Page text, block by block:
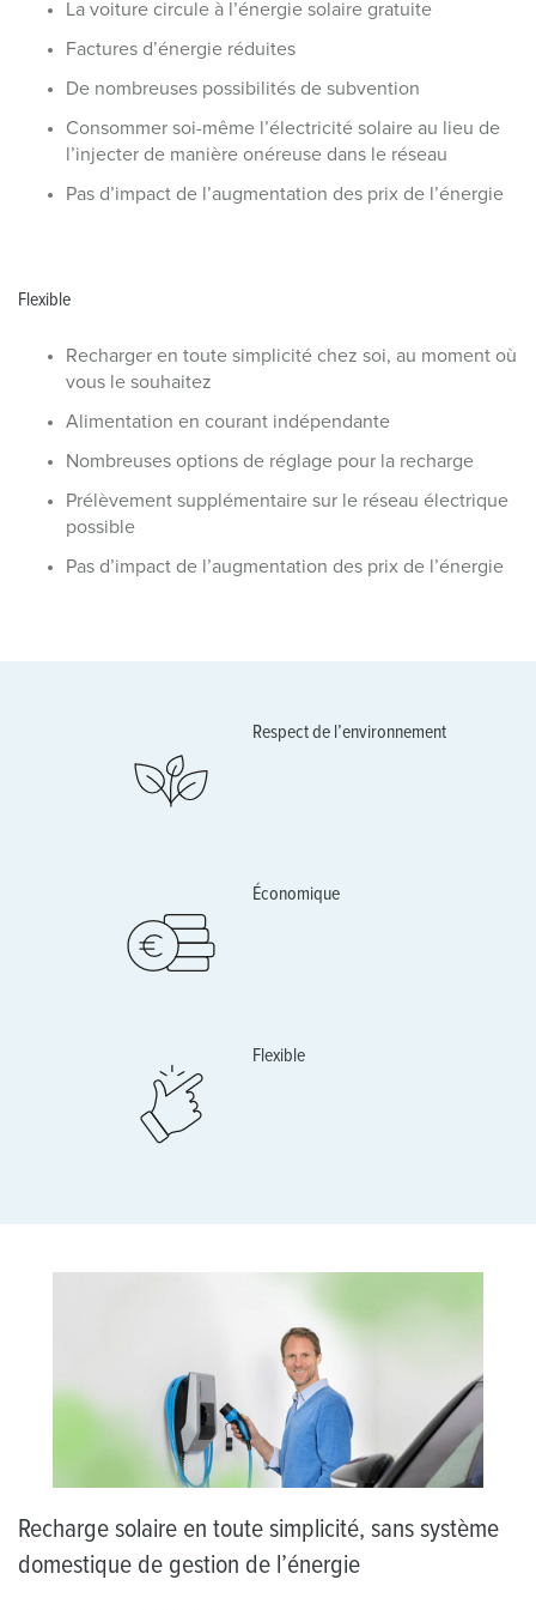
La voiture circule à l’énergie solaire gratuite
Factures d’énergie réduites
De nombreuses possibilités de subvention
Consommer soi-même l’électricité solaire au lieu de
l’injecter de manière onéreuse dans le réseau
Pas d’impact de l’augmentation des prix de l’énergie
Flexible
Recharger en toute simplicité chez soi, au moment où
vous le souhaitez
Alimentation en courant indépendante
Nombreuses options de réglage pour la recharge
Prélèvement supplémentaire sur le réseau électrique
possible
Pas d’impact de l’augmentation des prix de l’énergie
Respect de l’environnement
Économique
Flexible
Recharge solaire en toute simplicité, sans système
domestique de gestion de l’énergie